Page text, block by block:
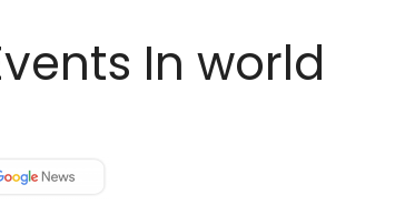
In world